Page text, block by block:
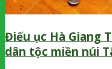
Điếu ục Hà Giang
dân tộc miền núi